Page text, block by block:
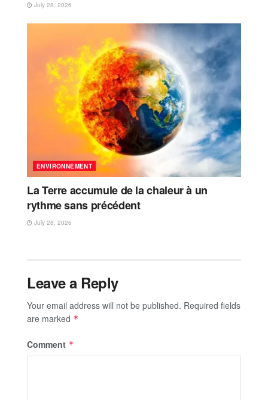
July 28, 2026
ENVIRONNEMENT
La Terre accumule de la chaleur à un
rythme sans précédent
July 28, 2026
Leave a Reply
Your email address will not be published. Required fields
are marked *
Comment *